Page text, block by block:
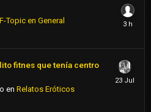
Topic en General
fitnes que tenía centro
en Relatos Eróticos